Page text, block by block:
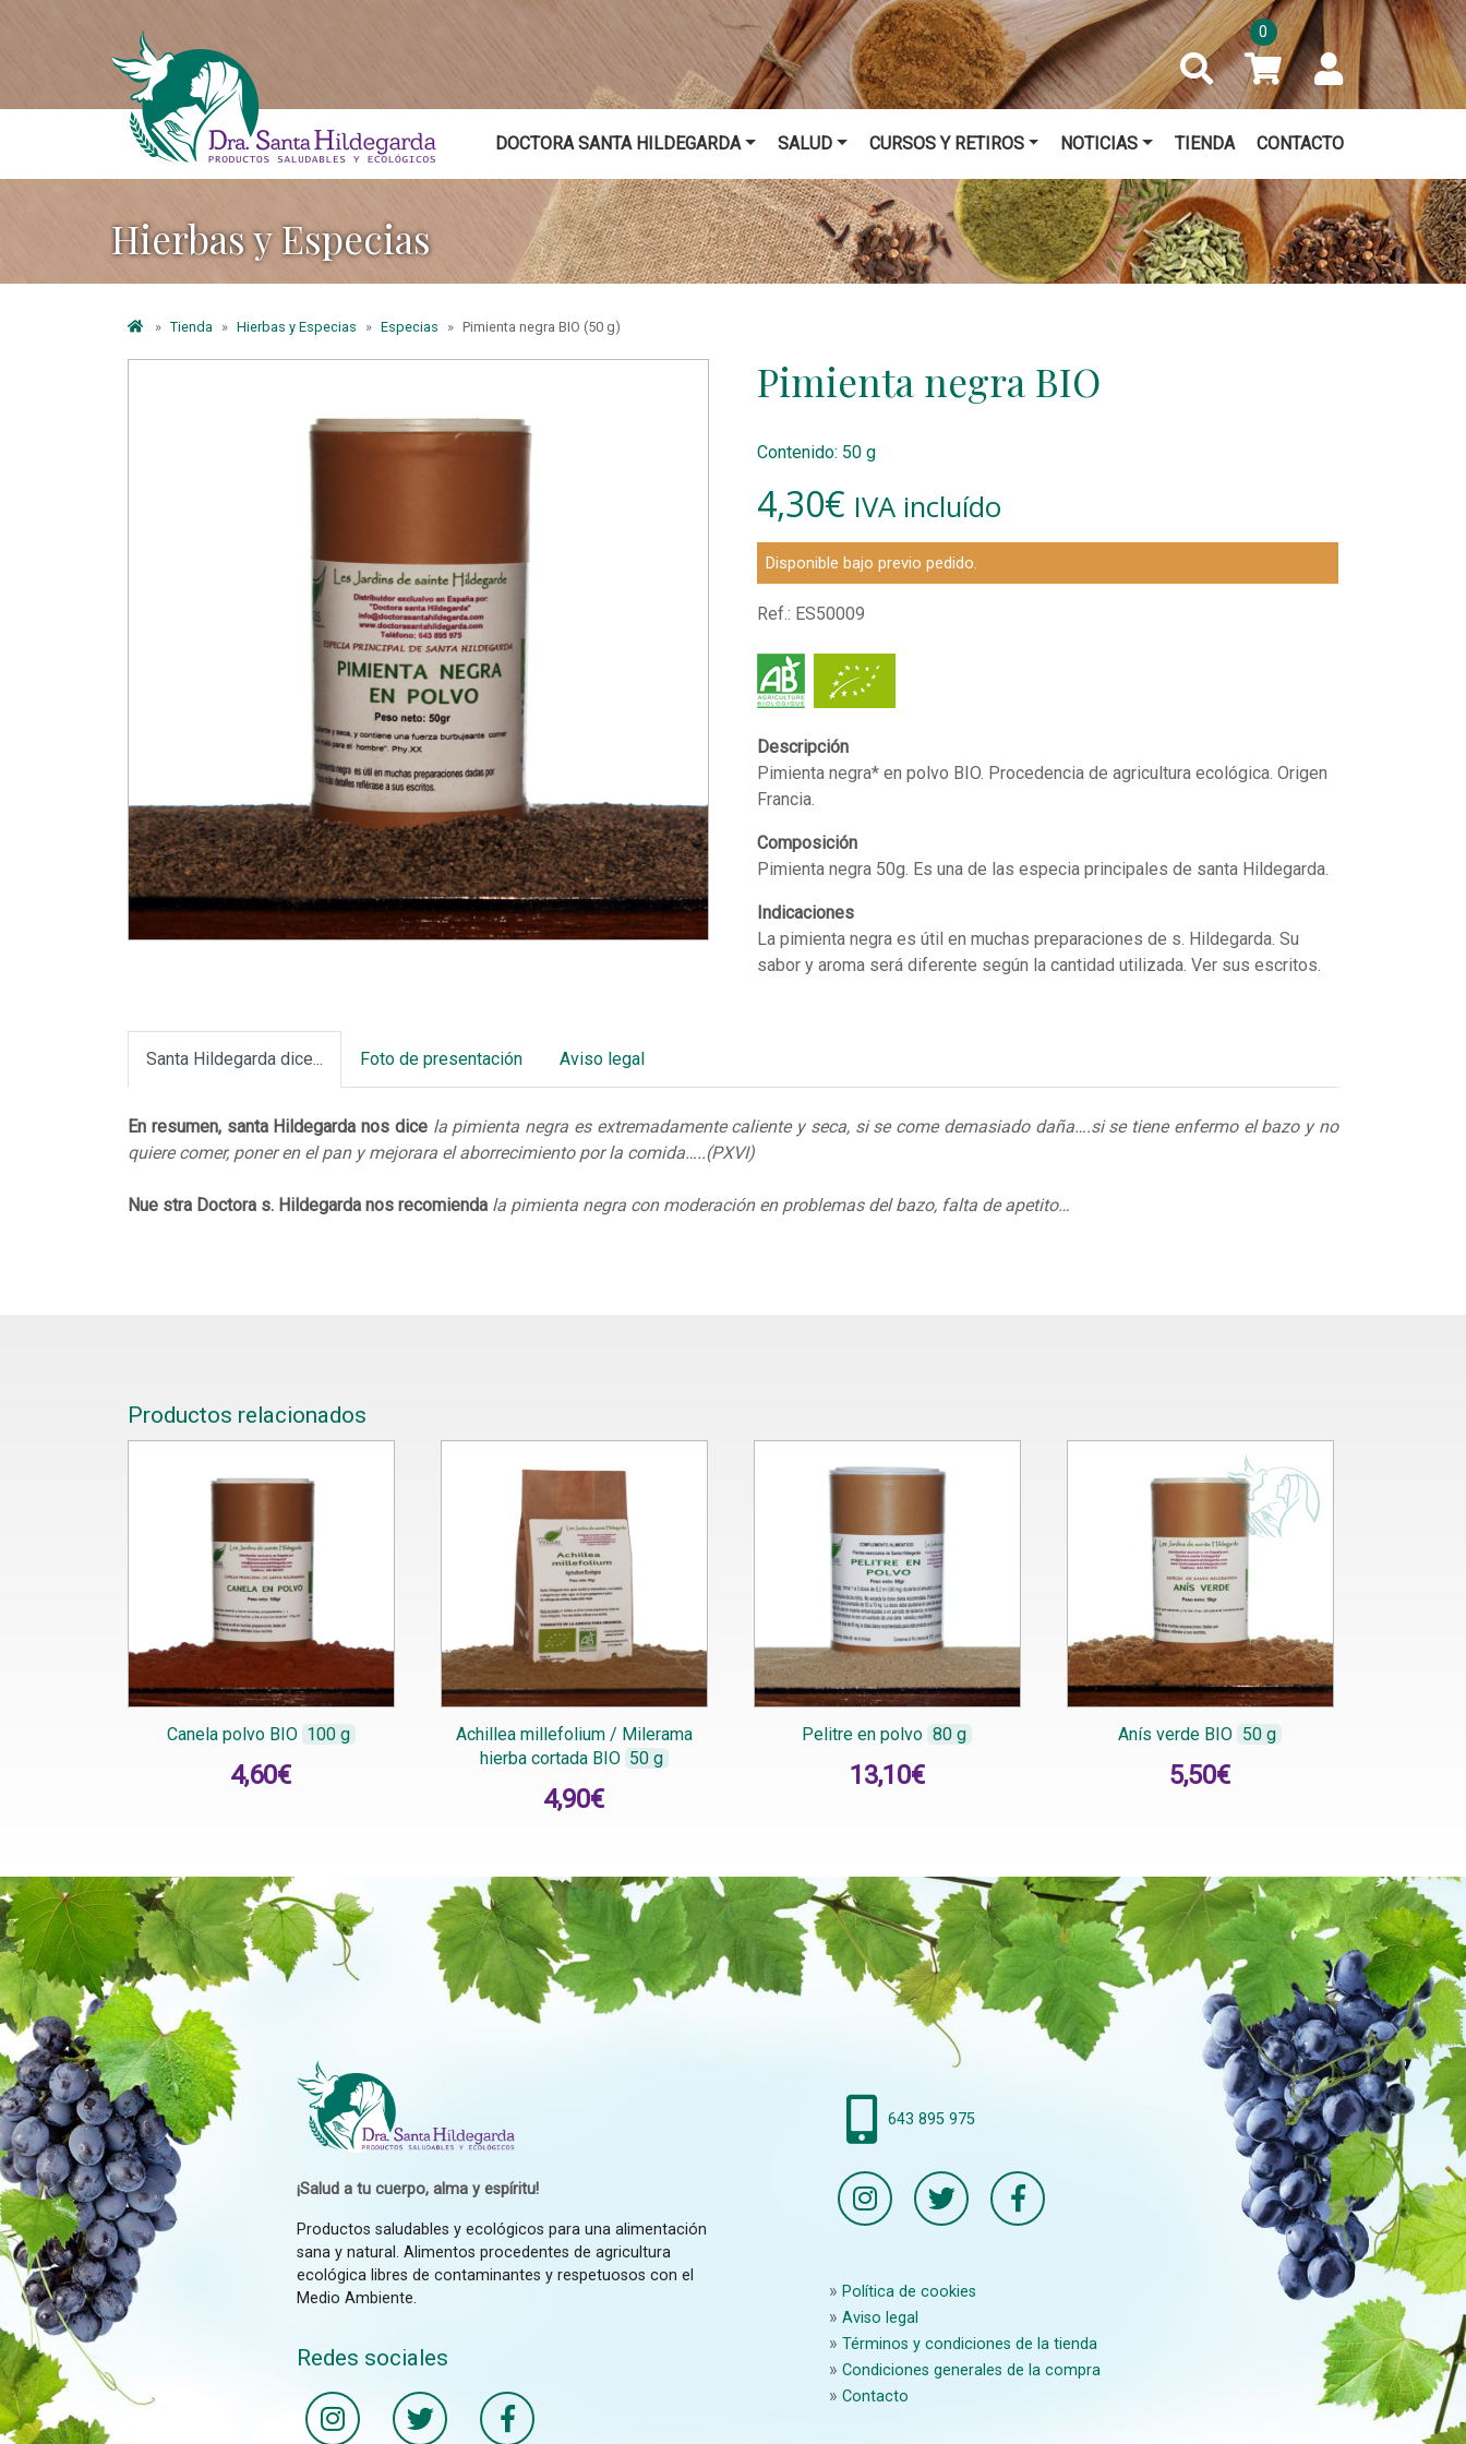
DOCTORA SANTA HILDEGARDA SALUD CURSOS Y RETIROS NOTICIAS TIENDA CONTACTO
0
Hierbas y Especias
Tienda Hierbas y Especias Especias Pimienta negra BIO (50 g)
Pimienta negra BIO
Contenido: 50 g
4,30€ IVA incluído
Disponible bajo previo pedido.
Ref.: ES50009
Descripción
Pimienta negra* en polvo BIO. Procedencia de agricultura ecológica. Origen
Francia.
Composición
Pimienta negra 50g. Es una de las especia principales de santa Hildegarda.
Indicaciones
La pimienta negra es útil en muchas preparaciones de s. Hildegarda. Su
sabor y aroma será diferente según la cantidad utilizada. Ver sus escritos.
Santa Hildegarda dice... Foto de presentación Aviso legal
En resumen, santa Hildegarda nos dicela pimienta negra es extremadamente caliente y seca, si se come demasiado daña….si se tiene enfermo el bazo y no
quiere comer, poner en el pan y mejorara el aborrecimiento por la comida…..(PXVI)
Nue stra Doctora s. Hildegarda nos recomienda la pimienta negra con moderación en problemas del bazo, falta de apetito…
Productos relacionados
Canela polvo BIO 100 g
4,60€
Achillea millefolium / Milerama
hierba cortada BIO 50 g
4,90€
Pelitre en polvo 80 g
13,10€
Anís verde BIO 50 g
5,50€
¡Salud a tu cuerpo, alma y espíritu!
Productos saludables y ecológicos para una alimentación
sana y natural. Alimentos procedentes de agricultura
ecológica libres de contaminantes y respetuosos con el
Medio Ambiente.
Redes sociales
643 895 975
Política de cookies
Aviso legal
Términos y condiciones de la tienda
Condiciones generales de la compra
Contacto